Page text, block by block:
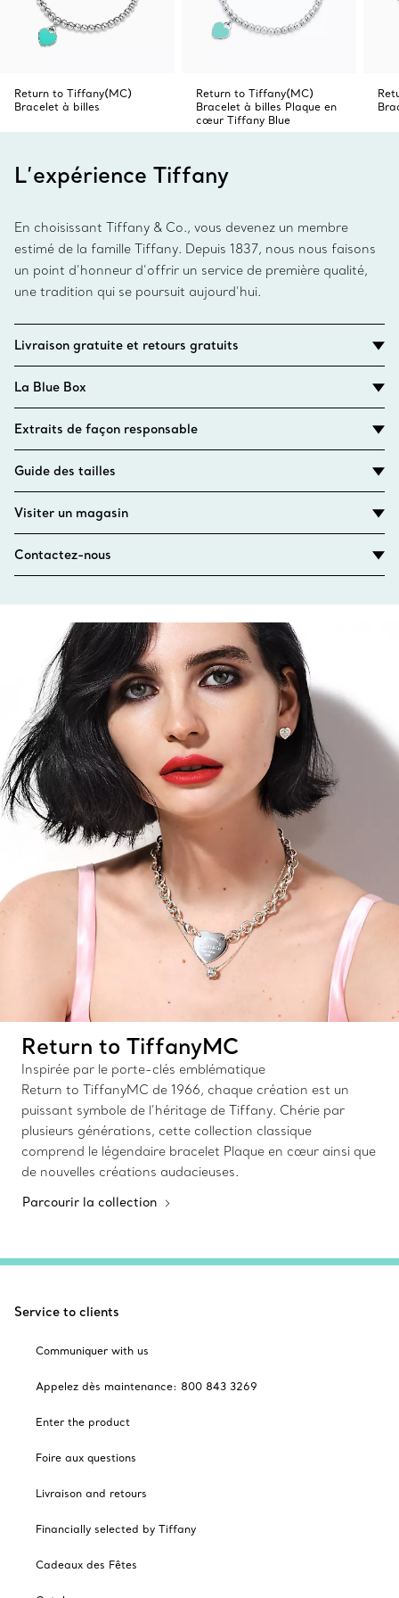
Return to Tiffany(MC)
Bracelet à billes
Return to Tiffany(MC)
Bracelet à billes Plaque en
cœur Tiffany Blue
L’expérience Tiffany
En choisissant Tiffany & Co., vous devenez un membre
estimé de la famille Tiffany. Depuis 1837, nous nous faisons
un point d’honneur d’offrir un service de première qualité,
une tradition qui se poursuit aujourd’hui.
Livraison gratuite et retours gratuits
La Blue Box
Extraits de façon responsable
Guide des tailles
Visiter un magasin
Contactez-nous
Return to TiffanyMC
Inspirée par le porte-clés emblématique
Return to TiffanyMC de 1966, chaque création est un
puissant symbole de l’héritage de Tiffany. Chérie par
plusieurs générations, cette collection classique
comprend le légendaire bracelet Plaque en cœur ainsi que
de nouvelles créations audacieuses.
Parcourir la collection
Service to clients
Communiquer with us
Appelez dès maintenance: 800 843 3269
Enter the product
Foire aux questions
Livraison and retours
Financially selected by Tiffany
Cadeaux des Fêtes